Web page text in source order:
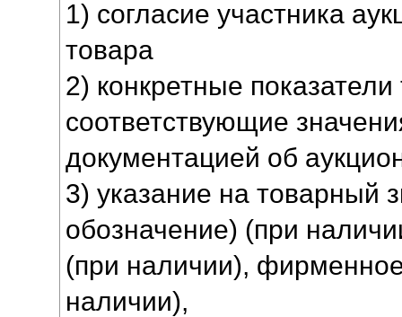
1) согласие участника
товара
2) конкретные показатели
соответствующие
документацией об
3) указание на товарный
обозначение) (при
(при наличии),
наличии),